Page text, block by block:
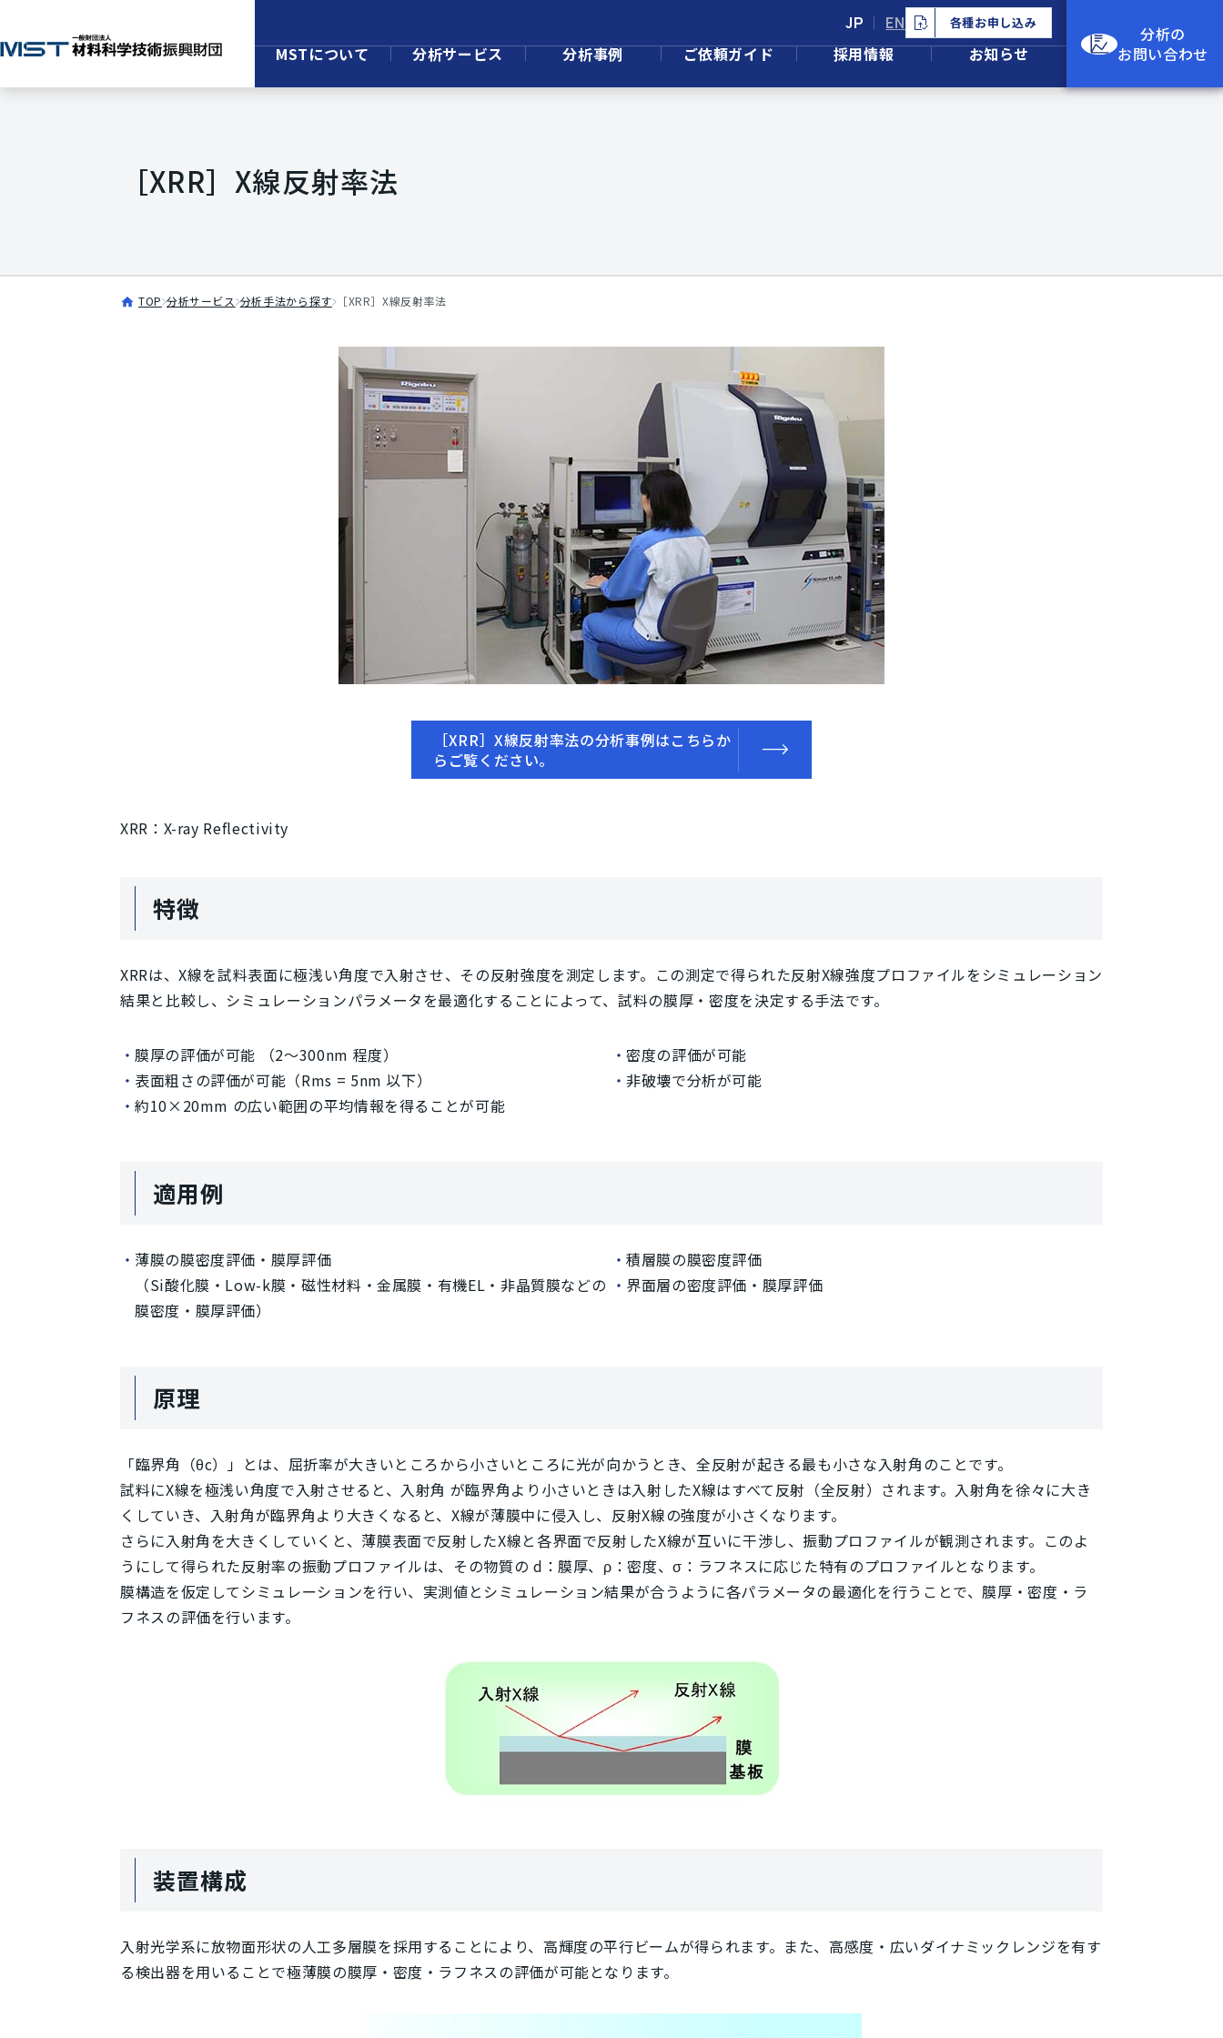
JP EN 各種お申し込み
MSTについて 分析サービス 分析事例 ご依頼ガイド 採用情報 お知らせ
分析の
お問い合わせ
［XRR］X線反射率法
TOP 分析サービス 分析手法から探す ［XRR］X線反射率法
［XRR］X線反射率法の分析事例はこちらか
らご覧ください。
XRR：X-ray Reflectivity
特徴
XRRは、X線を試料表面に極浅い角度で入射させ、その反射強度を測定します。この測定で得られた反射X線強度プロファイルをシミュレーション
結果と比較し、シミュレーションパラメータを最適化することによって、試料の膜厚・密度を決定する手法です。
膜厚の評価が可能 （2～300nm 程度）
表面粗さの評価が可能（Rms = 5nm 以下）
約10×20mm の広い範囲の平均情報を得ることが可能
密度の評価が可能
非破壊で分析が可能
適用例
薄膜の膜密度評価・膜厚評価
（Si酸化膜・Low-k膜・磁性材料・金属膜・有機EL・非晶質膜などの
膜密度・膜厚評価）
積層膜の膜密度評価
界面層の密度評価・膜厚評価
原理
「臨界角（θc）」とは、屈折率が大きいところから小さいところに光が向かうとき、全反射が起きる最も小さな入射角のことです。
試料にX線を極浅い角度で入射させると、入射角 が臨界角より小さいときは入射したX線はすべて反射（全反射）されます。入射角を徐々に大き
くしていき、入射角が臨界角より大きくなると、X線が薄膜中に侵入し、反射X線の強度が小さくなります。
さらに入射角を大きくしていくと、薄膜表面で反射したX線と各界面で反射したX線が互いに干渉し、振動プロファイルが観測されます。このよ
うにして得られた反射率の振動プロファイルは、その物質の d：膜厚、ρ：密度、σ：ラフネスに応じた特有のプロファイルとなります。
膜構造を仮定してシミュレーションを行い、実測値とシミュレーション結果が合うように各パラメータの最適化を行うことで、膜厚・密度・ラ
フネスの評価を行います。
装置構成
入射光学系に放物面形状の人工多層膜を採用することにより、高輝度の平行ビームが得られます。また、高感度・広いダイナミックレンジを有す
る検出器を用いることで極薄膜の膜厚・密度・ラフネスの評価が可能となります。